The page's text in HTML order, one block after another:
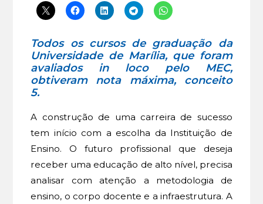
Todos os cursos de graduação da
Universidade de Marília, que foram
avaliados in loco pelo MEC,
obtiveram nota máxima, conceito
5.
A construção de uma carreira de sucesso
tem início com a escolha da Instituição de
Ensino. O futuro profissional que deseja
receber uma educação de alto nível, precisa
analisar com atenção a metodologia de
ensino, o corpo docente e a infraestrutura. A